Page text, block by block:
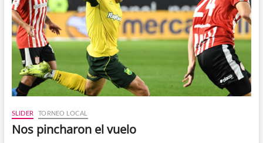
SLIDER TORNEO LOCAL
Nos pincharon el vuelo